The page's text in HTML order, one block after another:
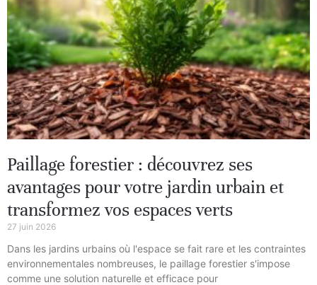
Paillage forestier : découvrez ses
avantages pour votre jardin urbain et
transformez vos espaces verts
27 juin 2026
Dans les jardins urbains où l'espace se fait rare et les contraintes
environnementales nombreuses, le paillage forestier s'impose
comme une solution naturelle et efficace pour